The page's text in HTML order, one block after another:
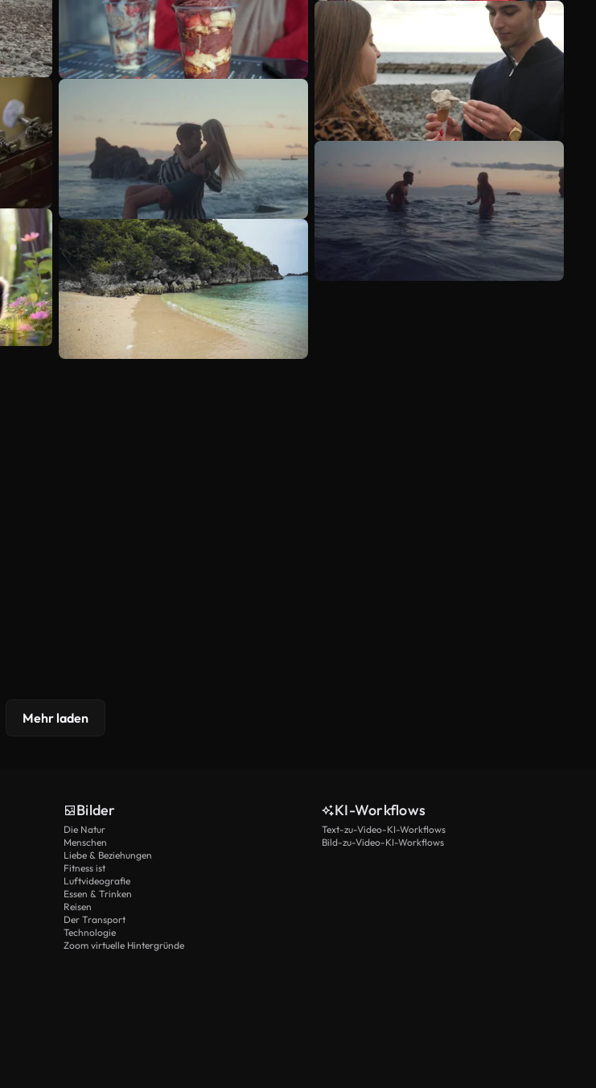
Mehr laden
Bilder
Die Natur
Menschen
Liebe & Beziehungen
Fitness ist
Luftvideografie
Essen & Trinken
Reisen
Der Transport
Technologie
Zoom virtuelle Hintergründe
KI-Workflows
Text-zu-Video-KI-Workflows
Bild-zu-Video-KI-Workflows